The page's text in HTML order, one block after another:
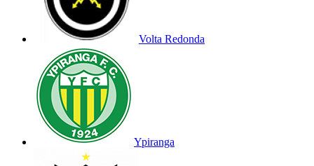
Volta Redonda
Ypiranga